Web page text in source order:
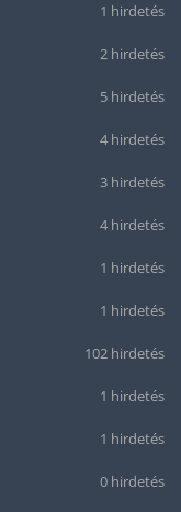
1 hirdetés
2 hirdetés
5 hirdetés
4 hirdetés
3 hirdetés
4 hirdetés
1 hirdetés
1 hirdetés
102 hirdetés
1 hirdetés
1 hirdetés
0 hirdetés